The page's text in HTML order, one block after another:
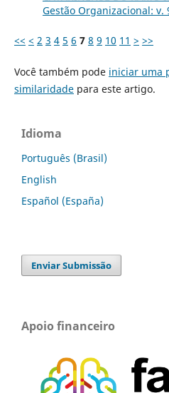
Gestão Organizacional: v.
<< < 2 3 4 5 6 7 8 9 10 11 > >>
Você também pode iniciar uma
similaridadepara este artigo.
Idioma
Português (Brasil)
English
Español (España)
Enviar Submissão
Apoio financeiro